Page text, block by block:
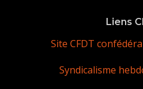
Liens
Site CFDT
Syndicalisme